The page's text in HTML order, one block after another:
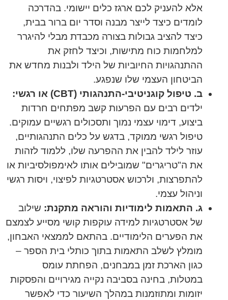
אלא להעניק לכם ארגז כלים יישומי. בהדרכה
לומדים כיצד לייצר מבנה וסדר יום ברור בבית,
כיצד להציב גבולות בצורה מכבדת מבלי להיגרר
למלחמות כוח מתישות, וכיצד לחזק את
ההתנהגויות החיוביות של הילד ולבנות מחדש את
הביטחון העצמי שלו שנפגע.
ב. טיפול קוגניטיבי-התנהגותי (CBT) או רגשי:
ילדים רבים עם הפרעות קשב מפתחים חרדות
ביצוע, דימוי עצמי נמוך ותסכולים רגשיים עמוקים.
טיפול רגשי ממוקד, בדגש על כלים התנהגותיים,
עוזר לילד להבין את ההפרעה שלו, ללמוד לזהות
את ה"טריגרים" שמובילים אותו לאימפולסיביות או
להתפרצות, ולרכוש אסטרטגיות לפיצוי, ויסות רגשי
וניהול עצמי.
ג. התאמות לימודיות והוראה מתקנת: שילוב
של אסטרטגיות למידה עוקפות קושי מסייע לצמצם
את הפערים הלימודיים. בהתאם לממצאי האבחון,
מומלץ לשלב התאמות בתוך כותלי בית הספר –
כגון הארכת זמן במבחנים, הפחתת עומס
במטלות, בחינה בסביבה נקייה מגירויים והפסקות
יזומות ומתוזמנות במהלך השיעור כדי לאפשר